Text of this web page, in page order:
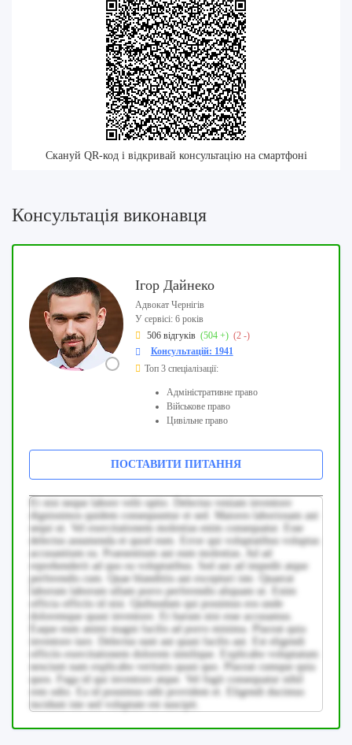
Скануй QR-код і відкривай консультацію на смартфоні
Консультація виконавця
Ігор Дайнеко
Адвокат Чернігів
У сервісі: 6 років
506 відгуків (504 +) (2 -)
Консультацій: 1941
Топ 3 спеціалізації:
Адміністративне право
Військове право
Цивільне право
ПОСТАВИТИ ПИТАННЯ
Et nisi neque labore velit optio. Delectus veniam inventore
dignissimos quidem consequuntur et sed. Maiores laboriosam aut
sequi ut. Vel exercitationem molestias enim consequatur. Esse
delectus assumenda et quod eum. Error qui voluptatibus voluptas
accusantium ea. Praesentium aut eum molestias. Ad ad
reprehenderit ad quo ea voluptatibus. Sed aut ad impedit atque
perferendis cum. Quae blanditiis aut excepturi iste. Quaerat
laborum laborum ullam porro perferendis aliquam ut. Enim
officia officiis id nisi. Quibusdam qui possimus eos unde
doloremque quasi inventore. Et harum nisi esse accusamus.
Eaque eum animi magni facilis ad porro minima. Placeat quia
inventore iure. Delectus sunt aut quasi facilis aut. Est eligendi
officiis exercitationem dolorem similique. Explicabo voluptatum
nesciunt nam explicabo veritatis quasi quo. Placeat cumque quia
quos. Fuga id qui inventore atque. Vel fugit consequatur nihil
rem odio. Ea id possimus odit provident et. Eligendi ducimus
incidunt iste sed voluptate est suscipit.